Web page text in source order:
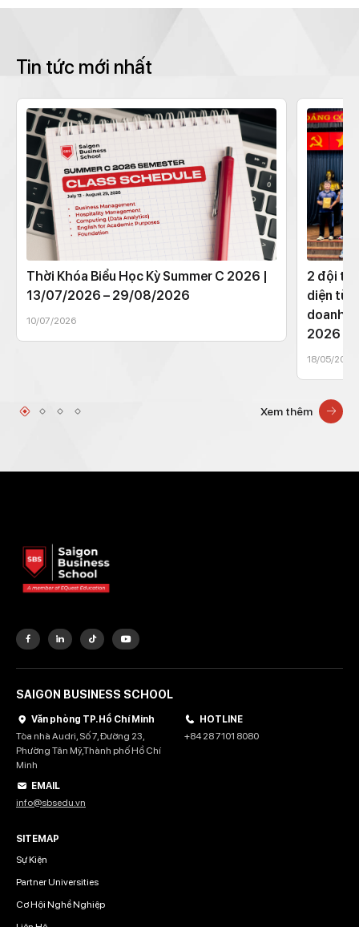
Tin tức mới nhất
Thời Khóa Biểu Học Kỳ Summer C 2026 |
13/07/2026 – 29/08/2026
10/07/2026
2 đội thi
diện từ
doanh
2026
18/05/2026
Xem thêm
SAIGON BUSINESS SCHOOL
Văn phòng TP. Hồ Chí Minh
Tòa nhà Audri, Số 7, Đường 23,
Phường Tân Mỹ,Thành phố Hồ Chí
Minh
HOTLINE
+84 28 7101 8080
EMAIL
info@sbsedu.vn
SITEMAP
Sự Kiện
Partner Universities
Cơ Hội Nghề Nghiệp